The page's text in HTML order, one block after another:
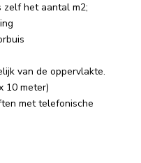
zelf het aantal m2;
van de oppervlakte.
10 meter)
met telefonische